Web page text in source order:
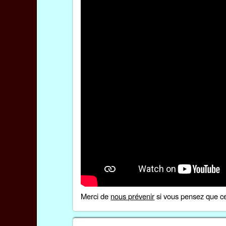
Merci de nous prévenirsi vous pensez que